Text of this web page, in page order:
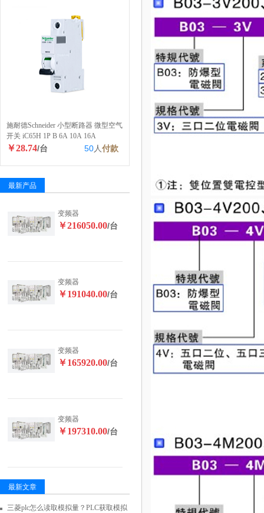
施耐德Schneider 小型断路器 微型空气
开关 iC65H 1P B 6A 10A 16A
￥28.74/台 50人付款
最新产品
变频器
￥216050.00/台
变频器
￥191040.00/台
变频器
￥165920.00/台
变频器
￥197310.00/台
最新文章
三菱plc怎么读取模拟量？PLC获取模拟